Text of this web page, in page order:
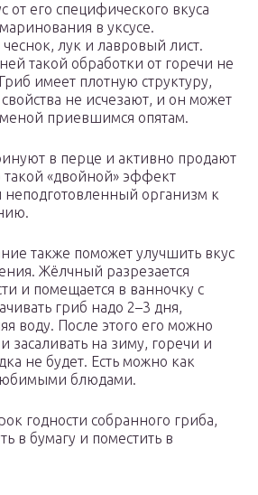
от его специфического вкуса
в уксусе.
чеснок, лук и лавровый лист.
такой обработки от горечи не
имеет плотную структуру,
не исчезают, и он может
приевшимся опятам.
в перце и активно продают
такой «двойной» эффект
неподготовленный организм к
также поможет улучшить вкус
Жёлчный разрезается
и помещается в ванночку с
гриб надо 2–3 дня,
воду. После этого его можно
засаливать на зиму, горечи и
не будет. Есть можно как
блюдами.
годности собранного гриба,
в бумагу и поместить в